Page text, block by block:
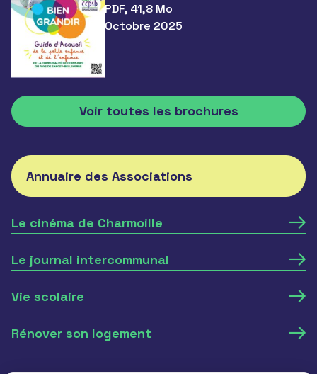
PDF, 41,8 Mo
Octobre 2025
Voir toutes les brochures
Annuaire des Associations
Le cinéma de Charmoille
Le journal intercommunal
Vie scolaire
Rénover son logement